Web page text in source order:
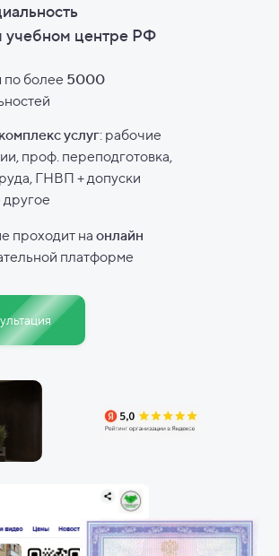
учебном центре РФ
более 5000
проходит наонлайн
платформе
услуг: рабочие
проф. переподготовка,
ГНВП + допуски
другое